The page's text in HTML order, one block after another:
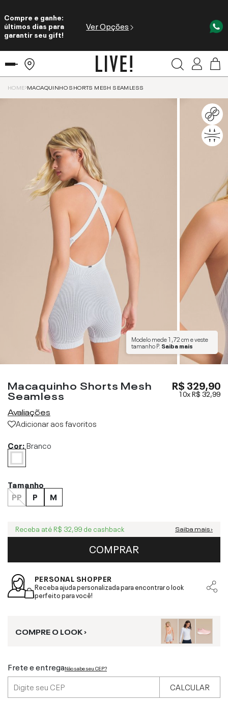
Compre e ganhe:
últimos dias para
garantir seu gift!
Ver Opções
HOME MACAQUINHO SHORTS MESH SEAMLESS
Modelo mede1,72 cme veste
tamanhoP. Saiba mais
Macaquinho Shorts Mesh
Seamless
Avaliações
Adicionar aos favoritos
R$ 329,90
10xR$ 32,99
Cor:Branco
Tamanho
PP
P M
Receba até R$ 32,99 de cashback Saiba mais ›
COMPRAR
PERSONAL SHOPPER
Receba ajuda personalizada para encontrar o look
perfeito para você!
COMPRE O LOOK ›
Frete e entregaNão sabe seu CEP?
CALCULAR